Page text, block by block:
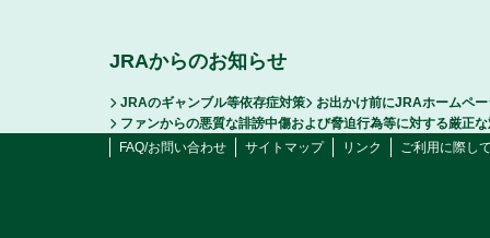
JRAからのお知らせ
JRAのギャンブル等依存症対策
お出かけ前にJRAホームペ
ファンからの悪質な誹謗中傷および脅迫行為等に対する厳正
FAQ/お問い合わせ
サイトマップ リンク ご利用に際し